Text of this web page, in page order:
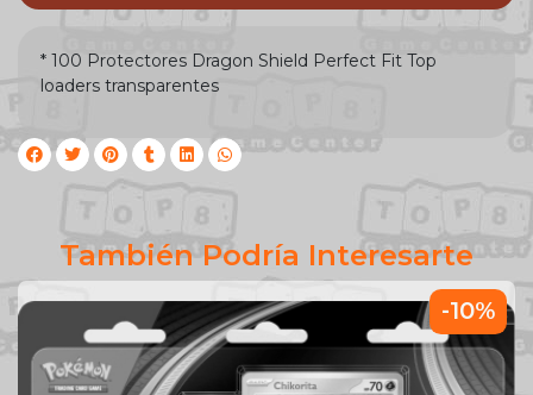
* 100 Protectores Dragon Shield Perfect Fit Top
loaders transparentes
También Podría Interesarte
-10%